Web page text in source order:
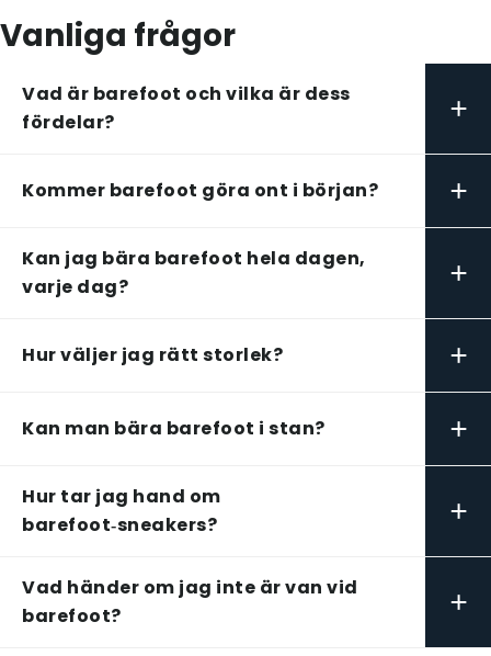
Vanliga frågor
Vad är barefoot och vilka är dess
fördelar?
+
Kommer barefoot göra ont i början? +
Kan jag bära barefoot hela dagen,
varje dag?
+
Hur väljer jag rätt storlek? +
Kan man bära barefoot i stan? +
Hur tar jag hand om
barefoot‑sneakers?
+
Vad händer om jag inte är van vid
barefoot?
+